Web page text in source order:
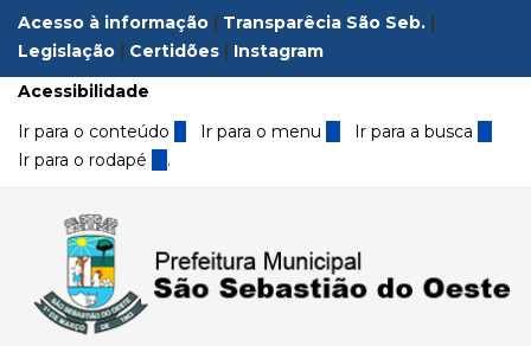
Acesso à informação | Transparêcia São Seb. |
Legislação | Certidões | Instagram
Acessibilidade
Ir para o conteúdo 1 Ir para o menu 2 Ir para a busca3
Ir para o rodapé 4 .